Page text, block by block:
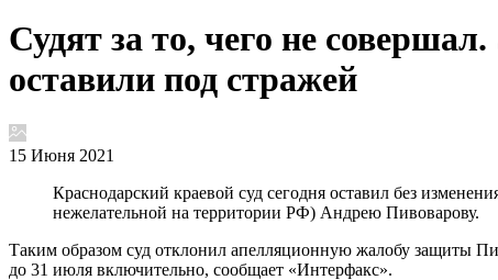
Судят за то, чего не
оставили под стражей
15 Июня 2021
Краснодарский краевой суд сегодня оставил без
нежелательной на территории РФ) Андрею Пивоварову.
Таким образом суд отклонил апелляционную жалобу защиты
до 31 июля включительно, сообщает «Интерфакс».